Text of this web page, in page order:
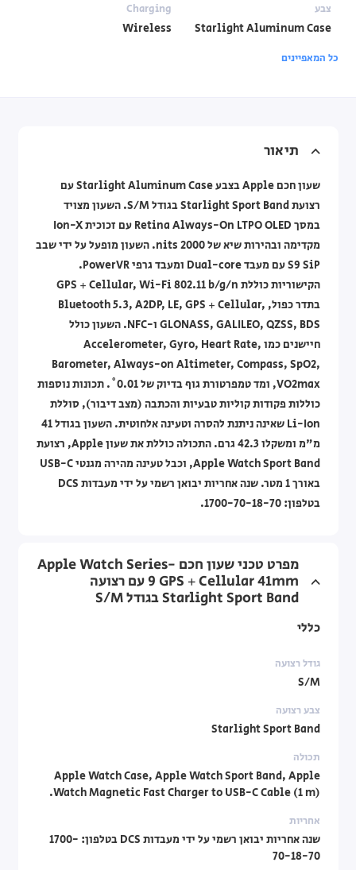
צבע
Starlight Aluminum Case
Charging
Wireless
כל המאפיינים
תיאור
שעון חכם Apple בצבע Starlight Aluminum Case עם
רצועת Starlight Sport Band בגודל S/M. השעון מצויד
במסך Retina Always-On LTPO OLED עם זכוכית Ion-X
מקדימה ובהירות שיא של 2000 nits. השעון מופעל על ידי שבב
S9 SiP עם מעבד Dual-core ומעבד גרפי PowerVR.
הקישוריות כוללת GPS + Cellular, Wi-Fi 802.11 b/g/n
בתדר כפול, Bluetooth 5.3, A2DP, LE, GPS + Cellular,
GLONASS, GALILEO, QZSS, BDS ו-NFC. השעון כולל
חיישנים כמו Accelerometer, Gyro, Heart Rate,
Barometer, Always-on Altimeter, Compass, SpO2,
VO2max, ומד טמפרטורת גוף בדיוק של 0.01˚. תכונות נוספות
כוללות פקודות קוליות טבעיות והכתבה (מצב דיבור), סוללת
Li-Ion שאינה ניתנת להסרה וטעינה אלחוטית. השעון בגודל 41
מ"מ ומשקלו 42.3 גרם. התכולה כוללת את שעון Apple, רצועת
Apple Watch Sport Band, וכבל טעינה מהירה מגנטי USB-C
באורך 1 מטר. שנה אחריות יבואן רשמי על ידי מעבדות DCS
בטלפון: 1700-70-18-70.
מפרט טכני שעון חכם Apple Watch Series-
9 GPS + Cellular 41mm עם רצועה
Starlight Sport Band בגודל S/M
כללי
גודל רצועה
S/M
צבע רצועה
Starlight Sport Band
תכולה
Apple Watch Case, Apple Watch Sport Band, Apple
Watch Magnetic Fast Charger to USB-C Cable (1 m).
אחריות
שנה אחריות יבואן רשמי על ידי מעבדות DCS בטלפון: 1700-
70-18-70